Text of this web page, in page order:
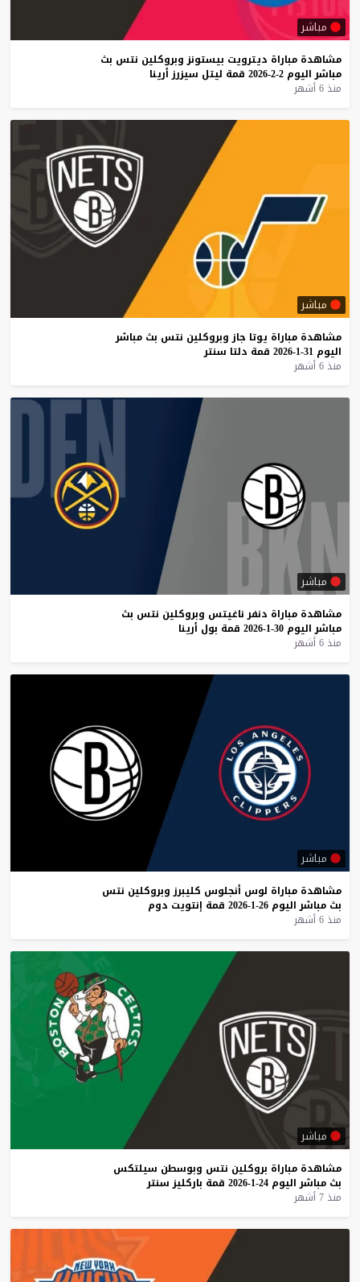
مباشر
مشاهدة مباراة ديترويت بيستونز وبروكلين نتس بث
مباشر اليوم 2-2-2026 قمة ليتل سيزرز أرينا
منذ 6 أشهر
مباشر
مشاهدة مباراة يوتا جاز وبروكلين نتس بث مباشر
اليوم 31-1-2026 قمة دلتا سنتر
منذ 6 أشهر
مباشر
مشاهدة مباراة دنفر ناغيتس وبروكلين نتس بث
مباشر اليوم 30-1-2026 قمة بول أرينا
منذ 6 أشهر
مباشر
مشاهدة مباراة لوس أنجلوس كليبرز وبروكلين نتس
بث مباشر اليوم 26-1-2026 قمة إنتويت دوم
منذ 6 أشهر
مباشر
مشاهدة مباراة بروكلين نتس وبوسطن سيلتكس
بث مباشر اليوم 24-1-2026 قمة باركليز سنتر
منذ 7 أشهر